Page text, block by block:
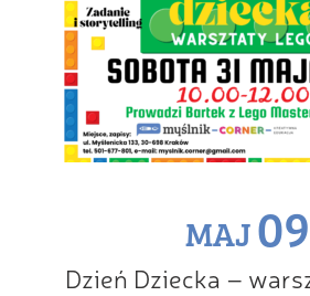
MAJ09
Dzień Dziecka –